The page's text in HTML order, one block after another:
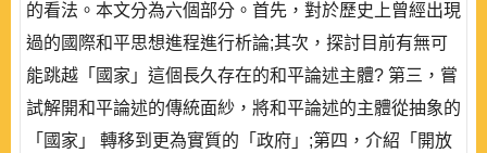
的看法。本文分為六個部分。首先，對於歷史上曾經出現
過的國際和平思想進程進行析論;其次，探討目前有無可
能跳越「國家」這個長久存在的和平論述主體? 第三，嘗
試解開和平論述的傳統面紗，將和平論述的主體從抽象的
「國家」 轉移到更為實質的「政府」;第四，介紹「開放